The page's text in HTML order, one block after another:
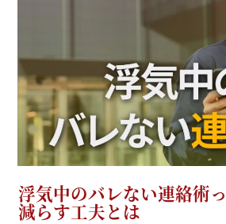
浮気中のバレない連絡術
減らす工夫とは